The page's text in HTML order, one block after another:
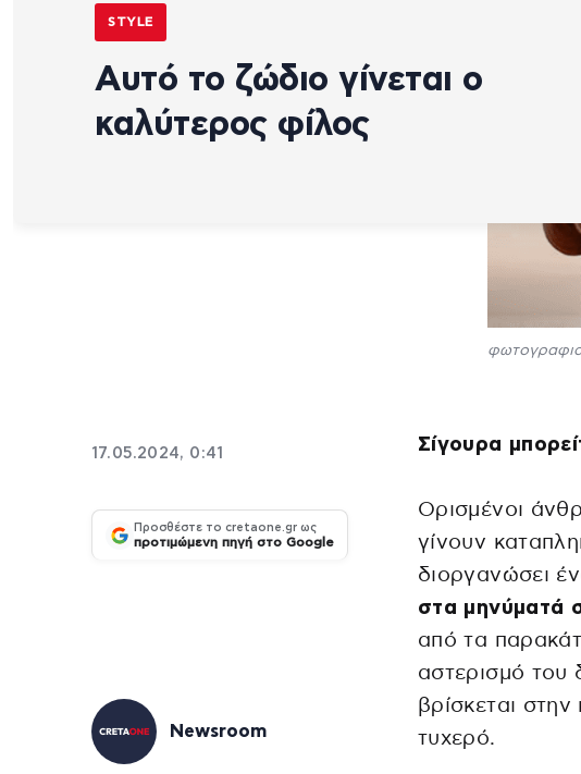
STYLE
Αυτό το ζώδιο γίνεται ο
καλύτερος φίλος
17.05.2024, 0:41
Προσθέστε το cretaone.gr ως
προτιμώμενη πηγή στο Google
Newsroom
Σίγουρα
Ορισμένοι
γίνουν
διοργανώσει
στα μηνύματά
από τα
αστερισμό του
βρίσκεται
τυχερό.